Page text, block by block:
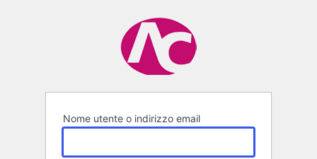
Nome utente o indirizzo email